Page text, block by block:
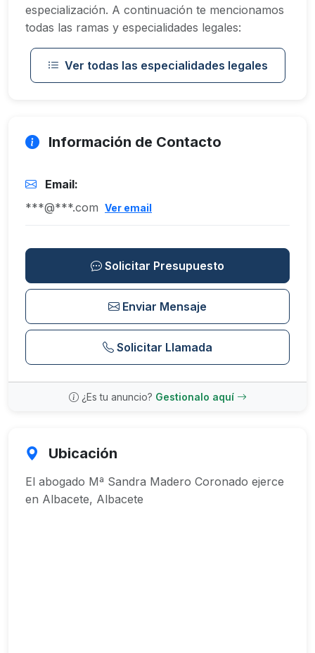
especialización. A continuación te mencionamos
todas las ramas y especialidades legales:
Ver todas las especialidades legales
Información de Contacto
Email:
***@***.com Ver email
Solicitar Presupuesto
Enviar Mensaje
Solicitar Llamada
¿Es tu anuncio? Gestionalo aquí
Ubicación
El abogado Mª Sandra Madero Coronado ejerce
en Albacete, Albacete